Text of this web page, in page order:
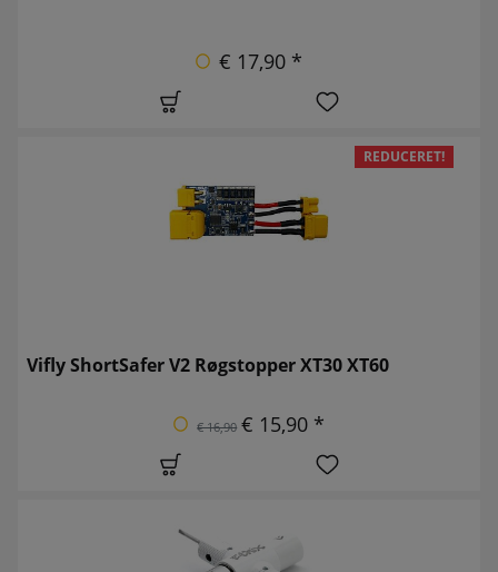
€ 17,90 *
REDUCERET!
Vifly ShortSafer V2 Røgstopper XT30 XT60
€ 16,90 € 15,90 *